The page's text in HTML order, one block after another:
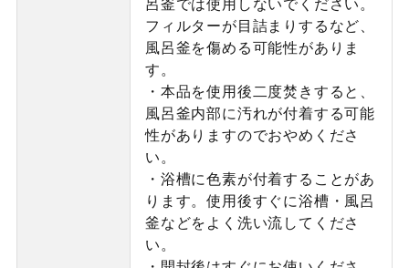
フィルターが目詰まりするなど、
風呂釜を傷める可能性がありま
す。
・本品を使用後二度焚きすると、
風呂釜内部に汚れが付着する可能
性がありますのでおやめくださ
い。
・浴槽に色素が付着することがあ
ります。使用後すぐに浴槽・風呂
釜などをよく洗い流してくださ
い。